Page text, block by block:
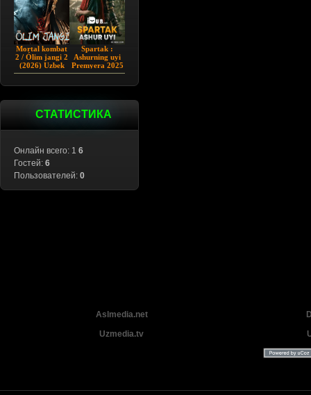
Mortal kombat
2 / Ólim jangi 2
(2026) Uzbek
tilida
Spartak :
Ashurning uyi
Premyera 2025
Barcha qismlar
СТАТИСТИКА
Онлайн всего: 1 6
Гостей: 6
Пользователей: 0
Aslmedia.net
Uzmedia.tv